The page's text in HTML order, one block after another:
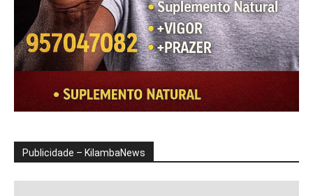
Publicidade – KilambaNews